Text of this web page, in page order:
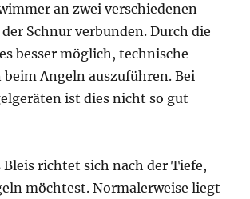
an zwei verschiedenen
Schnur verbunden. Durch die
besser möglich, technische
beim Angeln auszuführen. Bei
ist dies nicht so gut
Bleis richtet sich nach der Tiefe,
möchtest. Normalerweise liegt